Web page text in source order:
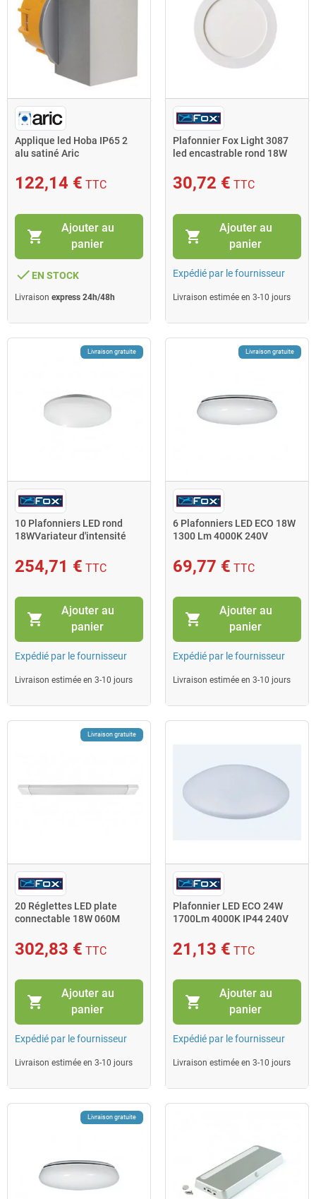
Applique led Hoba IP65 2
alu satiné Aric
122,14 € TTC
shopping_cart
Ajouter au
panier
done EN STOCK
Livraison express 24h/48h
Plafonnier Fox Light 3087
led encastrable rond 18W
30,72 € TTC
shopping_cart
Ajouter au
panier
Expédié par le fournisseur
Livraison estimée en 3-10 jours
Livraison gratuite
10 Plafonniers LED rond
18WVariateur d'intensité
254,71 € TTC
shopping_cart
Ajouter au
panier
Expédié par le fournisseur
Livraison estimée en 3-10 jours
Livraison gratuite
6 Plafonniers LED ECO 18W
1300 Lm 4000K 240V
69,77 € TTC
shopping_cart
Ajouter au
panier
Expédié par le fournisseur
Livraison estimée en 3-10 jours
Livraison gratuite
20 Réglettes LED plate
connectable 18W 060M
20x60152 Fox
302,83 € TTC
shopping_cart
Ajouter au
panier
Expédié par le fournisseur
Livraison estimée en 3-10 jours
Plafonnier LED ECO 24W
1700Lm 4000K IP44 240V
21,13 € TTC
shopping_cart
Ajouter au
panier
Expédié par le fournisseur
Livraison estimée en 3-10 jours
Livraison gratuite